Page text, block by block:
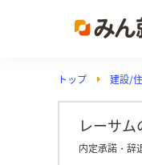
トップ 建設/
レーサ
内定承諾・辞